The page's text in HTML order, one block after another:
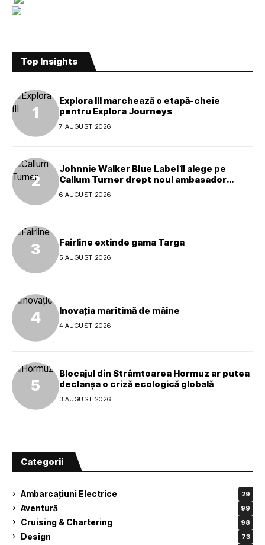
Top Insights
Explora III marchează o etapă-cheie
pentru Explora Journeys
7 AUGUST 2026
Johnnie Walker Blue Label îl alege pe
Callum Turner drept noul ambasador
global al mărcii
6 AUGUST 2026
Fairline extinde gama Targa
5 AUGUST 2026
Inovația maritimă de mâine
4 AUGUST 2026
Blocajul din Strâmtoarea Hormuz ar putea
declanșa o criză ecologică globală
3 AUGUST 2026
Categorii
Ambarcațiuni Electrice 29
Aventură 99
Cruising & Chartering 98
Design 73